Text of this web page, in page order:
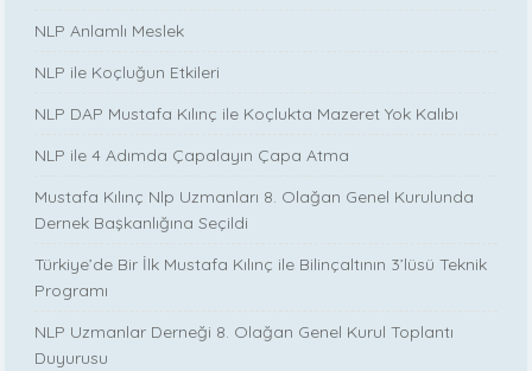
NLP Anlamlı Meslek
NLP ile Koçluğun Etkileri
NLP DAP Mustafa Kılınç ile Koçlukta Mazeret Yok Kalıbı
NLP ile 4 Adımda Çapalayın Çapa Atma
Mustafa Kılınç Nlp Uzmanları 8. Olağan Genel Kurulunda
Dernek Başkanlığına Seçildi
Türkiye’de Bir İlk Mustafa Kılınç ile Bilinçaltının 3’lüsü Teknik
Programı
NLP Uzmanlar Derneği 8. Olağan Genel Kurul Toplantı
Duyurusu